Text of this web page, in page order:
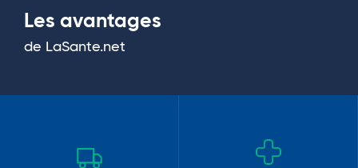
Les avantages
de LaSante.net